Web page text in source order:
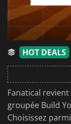
HOT DEALS
Fanatical
groupée Build
Choisissez